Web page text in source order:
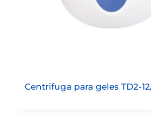
Centrifuga para geles TD2-